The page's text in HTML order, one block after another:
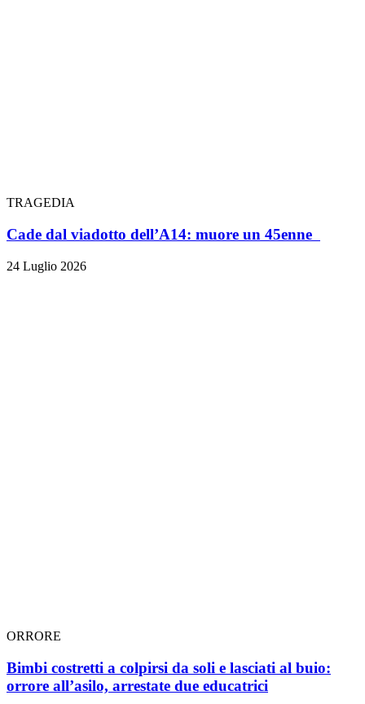
TRAGEDIA
Cade dal viadotto dell’A14: muore un 45enne
24 Luglio 2026
ORRORE
Bimbi costretti a colpirsi da soli e lasciati al buio:
orrore all’asilo, arrestate due educatrici